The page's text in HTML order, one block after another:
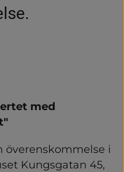
med
överenskommelse i
Kungsgatan 45,